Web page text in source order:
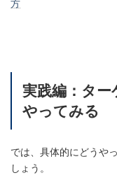
方
実践編：タ
やってみる
では、具体的にどうや
しょう。